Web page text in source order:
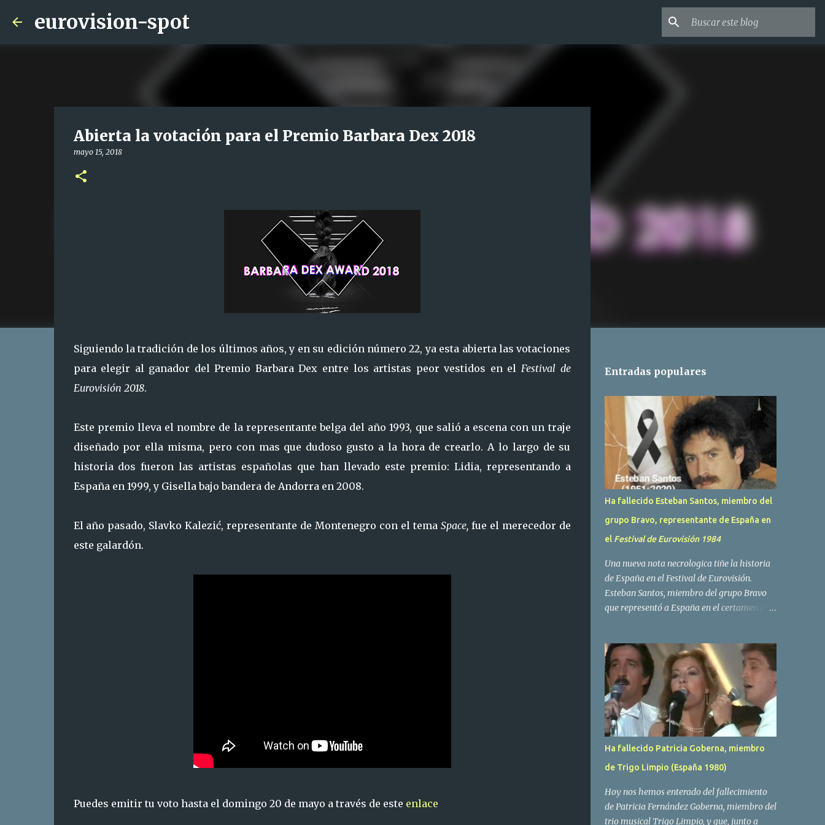
eurovision-spot
Abierta la votación para el Premio Barbara Dex 2018
mayo 15, 2018
Siguiendo la tradición de los últimos años, y en su edición número 22, ya esta abierta las votaciones
para elegir al ganador del Premio Barbara Dex entre los artistas peor vestidos en el Festival de
Eurovisión 2018.
Este premio lleva el nombre de la representante belga del año 1993, que salió a escena con un traje
diseñado por ella misma, pero con mas que dudoso gusto a la hora de crearlo. A lo largo de su
historia dos fueron las artistas españolas que han llevado este premio: Lidia, representando a
España en 1999, y Gisella bajo bandera de Andorra en 2008.
El año pasado, Slavko Kalezić, representante de Montenegro con el tema Space,fue el merecedor de
este galardón.
Puedes emitir tu voto hasta el domingo 20 de mayo a través de este enlace
Entradas populares
Ha fallecido Esteban Santos, miembro del
grupo Bravo, representante de España en
el Festival de Eurovisión 1984
Una nueva nota necrologica tiñe la historia
de España en el Festival de Eurovisión.
Esteban Santos, miembro del grupo Bravo
que representó a España en el certamen del
su compañera y principal vocalista en la
formación musical, Amaya Saizar, la que ha
dado a conocer la noticia al publico a traves
de las redes sociales. Nacido en Tolosa en
1951, durante su epoca universitaria en la
carrera de empresariales conoció al
estudiante de medicina Luis Villar,
comenzando a actuar juntos,Santos a la
guitarra y Villar al piano, sin atreverse a dar
esto cambió gracias a la propia Amaia
Saizar, que tras su abandono de Trigo
Ha fallecido Patricia Goberna, miembro
de Trigo Limpio (España 1980)
Hoy nos hemos enterado del fallecimiento
de Patricia Fernández Goberna, miembro del
trio musical Trigo Limpio, y que, junto a